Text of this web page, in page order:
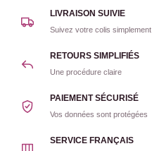
LIVRAISON SUIVIE
Suivez votre colis simplement
RETOURS SIMPLIFIÉS
Une procédure claire
PAIEMENT SÉCURISÉ
Vos données sont protégées
SERVICE FRANÇAIS